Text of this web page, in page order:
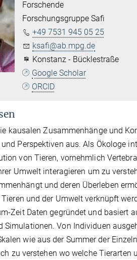
Forschende
Forschungsgruppe Safi
+49 7531 945 05 25
ksafi@ab.mpg.de
Konstanz - Bücklestraße
Google Scholar
ORCID
kausalen Zusammenhänge und
Perspektiven aus. Als Ökologe
von Tieren, vornehmlich
Umwelt interagieren um zu
und deren Überleben
und der Umwelt verknüpft
Zeit Daten gegründet und basiert
Simulationen. Von Individuen
wie aus der Summer der
zu verstehen wo welche